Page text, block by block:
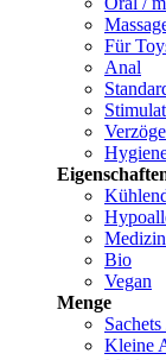
Für
Anal
Bio
Vegan
Menge
Kleine